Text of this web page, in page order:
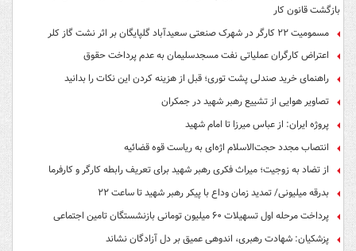
بازگشت قانون کار
مسمومیت ۲۲ کارگر در شهرک صنعتی سعیدآباد گلپایگان بر اثر نشت گاز کلر
اعتراض کارگران عملیاتی نفت مسجدسلیمان به عدم پرداخت حقوق
راهنمای خرید صندلی پشت توری؛ قبل از هزینه کردن این نکات را بدانید
تصاویر هوایی از تشییع رهبر شهید در جمکران
پروژه ایران: از عباس میرزا تا امام شهید
انتصاب مجدد حجت‌الاسلام اژه‌ای به ریاست قوه‌ قضائیه
از تضاد به زوجیت؛ میراث فکری رهبر شهید برای تعریف رابطه کارگر و کارفرما
بدرقه میلیونی/ تمدید زمان وداع با پیکر رهبر شهید تا ساعت ۲۲
پرداخت مرحله اول تسهیلات ۶۰ میلیون تومانی بازنشستگان تامین اجتماعی
پزشکیان: شهادت رهبری، اندوهی عمیق بر دل آزادگان نشاند